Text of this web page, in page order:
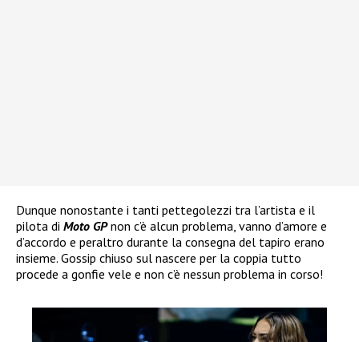
Dunque nonostante i tanti pettegolezzi tra l’artista e il
pilota di Moto GPnon c’è alcun problema, vanno d’amore e
d’accordo e peraltro durante la consegna del tapiro erano
insieme. Gossip chiuso sul nascere per la coppia tutto
procede a gonfie vele e non c’è nessun problema in corso!